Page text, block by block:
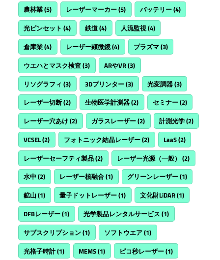
農林業(5) レーザーマーカー(5) バッテリー(4)
光ピンセット (4) 鉄道(4) 人流監視(4)
倉庫業(4) レーザー顕微鏡(4) プラズマ(3)
ウエハとマスク検査(3) ARやVR(3)
リソグラフィ (3) 3Dプリンター(3) 光変調器(3)
レーザー切断(2) 生物医学計測器(2) セミナー(2)
レーザー穴あけ(2) ガラスレーザー(2) 計測光学(2)
VCSEL(2) フォトニック結晶レーザー(2) LaaS(2)
レーザーセーフティ製品(2) レーザー光源（一般） (2)
水中 (2) レーザー核融合(1) グリーンレーザー(1)
鉱山 (1) 量子ドットレーザー(1) 文化財LiDAR(1)
DFBレーザー(1) 光学製品レンタルサービス (1)
サブスクリプション(1) ソフトウエア(1)
光格子時計(1) MEMS(1) ピコ秒レーザー(1)